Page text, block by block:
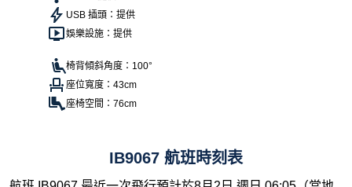
USB 插頭：提供
娛樂設施：提供
椅背傾斜角度：100°
座位寬度：43cm
座椅空間：76cm
IB9067 航班時刻表